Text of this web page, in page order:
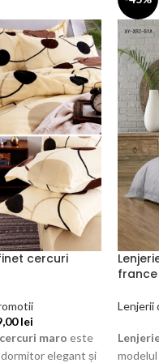
cercuri
lei
maro este
elegant și
france
Lenjerii